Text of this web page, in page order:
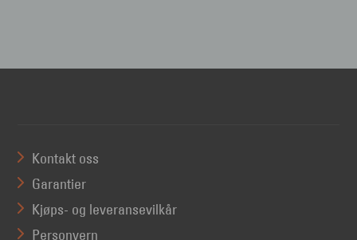
Kontakt oss
Garantier
Kjøps- og leveransevilkår
Personvern